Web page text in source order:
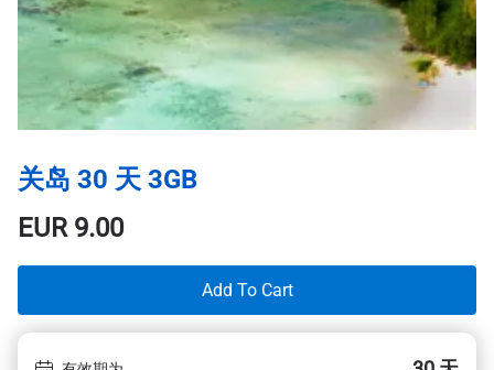
关岛 30 天 3GB
EUR9.00
Add To Cart